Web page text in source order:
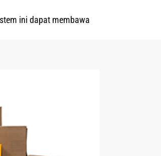
ini dapat membawa